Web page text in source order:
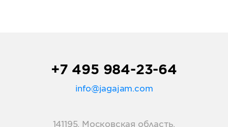
+7 495 984-23-64
info@jagajam.com
141195, Московская область,